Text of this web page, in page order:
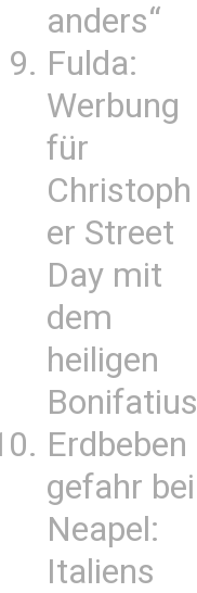
anders“
Fulda:
Werbung
für
Christoph
er Street
Day mit
dem
heiligen
Bonifatius
Erdbeben
gefahr bei
Neapel:
Italiens